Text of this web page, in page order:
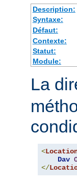
Description:
Syntaxe:
Défaut:
Contexte:
Statut:
Module:
La
<
Dav
</